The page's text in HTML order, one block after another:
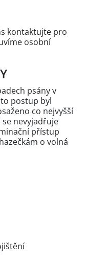
kontaktujte pro
osobní
psány v
postup byl
co nejvyšší
nevyjadřuje
přístup
o volná